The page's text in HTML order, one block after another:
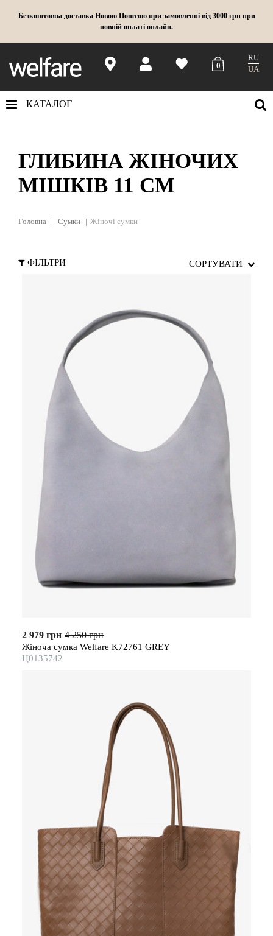
Безкоштовна доставка Новою Поштою при замовленні від 3000 грн при
повній оплаті онлайн.
0
RU
UA
КАТАЛОГ
ГЛИБИНА ЖІНОЧИХ
МІШКІВ 11 СМ
Головна Сумки Жіночі сумки
ФІЛЬТРИ СОРТУВАТИ
2 979 грн 4 250 грн
Жіноча сумка Welfare K72761 GREY
Ц0135742